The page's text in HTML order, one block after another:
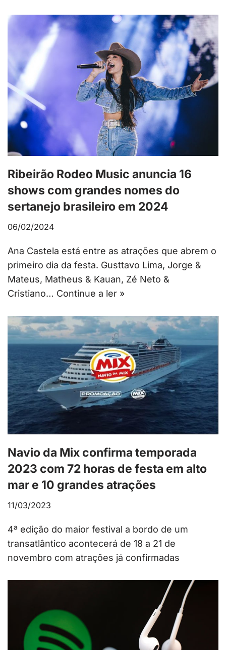
Ribeirão Rodeo Music anuncia 16
shows com grandes nomes do
sertanejo brasileiro em 2024
06/02/2024
Ana Castela está entre as atrações que abrem o
primeiro dia da festa. Gusttavo Lima, Jorge &
Mateus, Matheus & Kauan, Zé Neto &
Cristiano… Continue a ler »
Navio da Mix confirma temporada
2023 com 72 horas de festa em alto
mar e 10 grandes atrações
11/03/2023
4ª edição do maior festival a bordo de um
transatlântico acontecerá de 18 a 21 de
novembro com atrações já confirmadas